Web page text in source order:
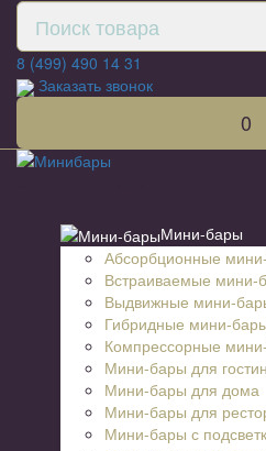
8 (499) 490 14 31
Заказать звонок
0
Мини-бары
Абсорбционные
Встраиваемые мини-
Выдвижные мини-
Гибридные мини-
Компрессорные
Мини-бары для
Мини-бары для дома
Мини-бары для
Мини-бары с